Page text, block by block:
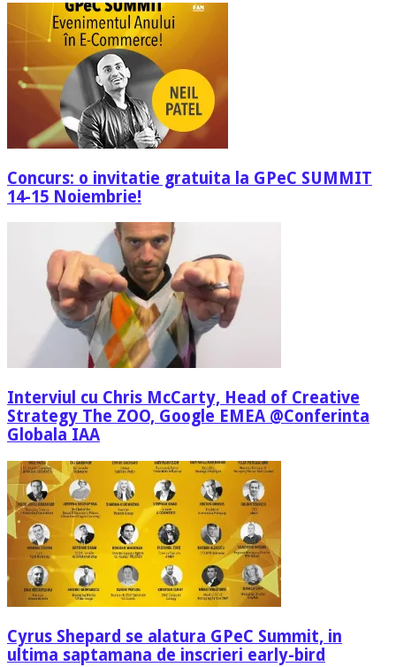
Concurs: o invitatie gratuita la GPeC SUMMIT
14-15 Noiembrie!
Interviul cu Chris McCarty, Head of Creative
Strategy The ZOO, Google EMEA @Conferinta
Globala IAA
Cyrus Shepard se alatura GPeC Summit, in
ultima saptamana de inscrieri early-bird